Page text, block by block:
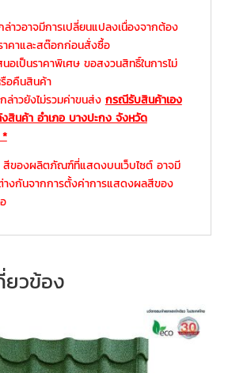
ล่าวอาจมีการเปลี่ยนแปลงเนื่องจากต้อง
าคาและสต๊อกก่อนสั่งซื้อ
นอเป็นราคาพิเศษ ขอสงวนสิทธิ์ในการไม่
อคืนสินค้า
ล่าวยังไม่รวมค่าขนส่ง กรณีรับสินค้าเอง
สินค้า อำเภอ บางปะกง จังหวัด
*
ของผลิตภัณฑ์ที่แสดงบนเว็บไซต์ อาจมี
งกันจากการตั้งค่าการแสดงผลสีของ
ยวข้อง